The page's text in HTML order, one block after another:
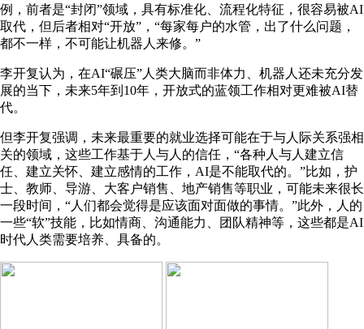
例，前者是“封闭”领域，具有标准化、流程化特征，很容易被AI
取代，但后者相对“开放”，“每家每户的水管，出了什么问题，
都不一样，不可能让机器人来修。”
李开复认为，在AI“碾压”人类大脑而非体力、机器人还未充分发
展的当下，未来5年到10年，开放式的蓝领工作相对更难被AI替
代。
但李开复强调，未来最重要的就业选择可能在于与人际关系强相
关的领域，这些工作基于人与人的信任，“各种人与人建立信
任、建立关怀、建立感情的工作，AI是不能取代的。”比如，护
士、教师、导游、大客户销售、地产销售等职业，可能未来很长
一段时间，“人们都会觉得是应该面对面做的事情。”此外，人的
一些“软”技能，比如情商、沟通能力、团队精神等，这些都是AI
时代人类需要培养、具备的。